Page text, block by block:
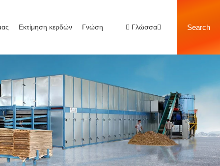
Εκτίμηση κερδών Γνώση Γλώσσα Search